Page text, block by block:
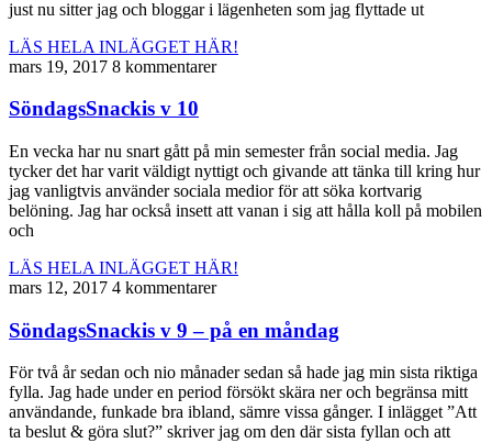
just nu sitter jag och bloggar i lägenheten som jag flyttade ut
LÄS HELA INLÄGGET HÄR!
mars 19, 2017 8 kommentarer
SöndagsSnackis v 10
En vecka har nu snart gått på min semester från social media. Jag
tycker det har varit väldigt nyttigt och givande att tänka till kring hur
jag vanligtvis använder sociala medior för att söka kortvarig
belöning. Jag har också insett att vanan i sig att hålla koll på mobilen
och
LÄS HELA INLÄGGET HÄR!
mars 12, 2017 4 kommentarer
SöndagsSnackis v 9 – på en måndag
För två år sedan och nio månader sedan så hade jag min sista riktiga
fylla. Jag hade under en period försökt skära ner och begränsa mitt
användande, funkade bra ibland, sämre vissa gånger. I inlägget ”Att
ta beslut & göra slut?” skriver jag om den där sista fyllan och att